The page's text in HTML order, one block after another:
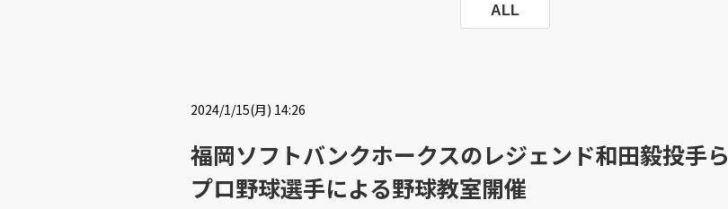
ALL
2024/1/15(月) 14:26
福岡ソフトバンクホークスのレジェンド和田毅投手ら
プロ野球選手による野球教室開催